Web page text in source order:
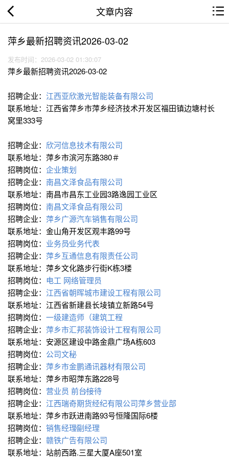
文章内容
萍乡最新招聘资讯2026-03-02
发布时间：2026-03-02 01:30:07
萍乡最新招聘资讯2026-03-02
招聘企业： 江西亚欣激光智能装备有限公司
联系地址：江西省萍乡市萍乡经济技术开发区福田镇边塘村长
窝里333号
招聘企业： 欣河信息技术有限公司
联系地址：萍乡市滨河东路380＃
招聘岗位： 企业策划
招聘企业： 南昌文泽食品有限公司
联系地址：南昌市昌东工业园3路逸园工业区
招聘岗位： 南昌文泽食品有限公司
招聘企业： 萍乡广源汽车销售有限公司
联系地址：金山角开发区观丰路99号
招聘岗位： 业务员∕业务代表
招聘企业： 萍乡互通信息有限责任公司
联系地址：萍乡文化路步行街K栋3楼
招聘岗位： 电工 网络管理员
招聘企业： 江西省朝晖城市建设工程有限公司
联系地址：江西省新建县长堎镇立新路54号
招聘岗位： 一级建造师（建筑工程
招聘企业： 萍乡市汇邦装饰设计工程有限公司
联系地址：安源区建设中路金鼎广场A栋603
招聘岗位： 公司文秘
招聘企业： 萍乡市金鹏通讯器材有限公司
联系地址：萍乡市昭萍东路228号
招聘岗位： 营业员 前台∕接待
招聘企业： 江西瑞奇期货经纪有限公司萍乡营业部
联系地址：萍乡市跃进南路93号恒隆国际6楼
招聘岗位： 销售经理∕副经理
招聘企业： 赣铁广告有限公司
联系地址：站前西路.三星大厦A座501室